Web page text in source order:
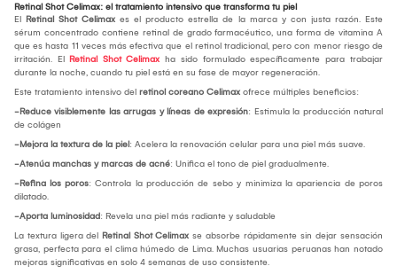
Retinal Shot Celimax: el tratamiento intensivo que transforma tu piel
El Retinal Shot Celimax es el producto estrella de la marca y con justa razón. Este
sérum concentrado contiene retinal de grado farmacéutico, una forma de vitamina A
que es hasta 11 veces más efectiva que el retinol tradicional, pero con menor riesgo de
irritación. El Retinal Shot Celimax ha sido formulado específicamente para trabajar
durante la noche, cuando tu piel está en su fase de mayor regeneración.
Este tratamiento intensivo del retinol coreano Celimax ofrece múltiples beneficios:
-Reduce visiblemente las arrugas y líneas de expresión: Estimula la producción natural
de colágen
-Mejora la textura de la piel: Acelera la renovación celular para una piel más suave.
-Atenúa manchas y marcas de acné: Unifica el tono de piel gradualmente.
-Refina los poros: Controla la producción de sebo y minimiza la apariencia de poros
dilatado.
-Aporta luminosidad: Revela una piel más radiante y saludable
La textura ligera del Retinal Shot Celimax se absorbe rápidamente sin dejar sensación
grasa, perfecta para el clima húmedo de Lima. Muchas usuarias peruanas han notado
mejoras significativas en solo 4 semanas de uso consistente.